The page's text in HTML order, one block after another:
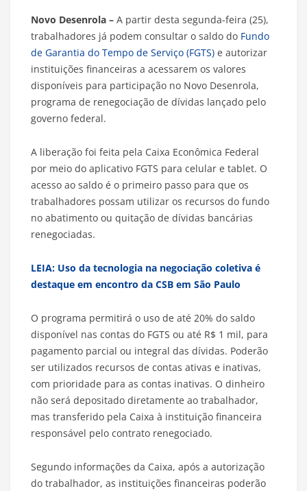
Novo Desenrola – A partir desta segunda-feira (25),
trabalhadores já podem consultar o saldo do Fundo
de Garantia do Tempo de Serviço (FGTS) e autorizar
instituições financeiras a acessarem os valores
disponíveis para participação no Novo Desenrola,
programa de renegociação de dívidas lançado pelo
governo federal.
A liberação foi feita pela Caixa Econômica Federal
por meio do aplicativo FGTS para celular e tablet. O
acesso ao saldo é o primeiro passo para que os
trabalhadores possam utilizar os recursos do fundo
no abatimento ou quitação de dívidas bancárias
renegociadas.
LEIA: Uso da tecnologia na negociação coletiva é
destaque em encontro da CSB em São Paulo
O programa permitirá o uso de até 20% do saldo
disponível nas contas do FGTS ou até R$ 1 mil, para
pagamento parcial ou integral das dívidas. Poderão
ser utilizados recursos de contas ativas e inativas,
com prioridade para as contas inativas. O dinheiro
não será depositado diretamente ao trabalhador,
mas transferido pela Caixa à instituição financeira
responsável pelo contrato renegociado.
Segundo informações da Caixa, após a autorização
do trabalhador, as instituições financeiras poderão